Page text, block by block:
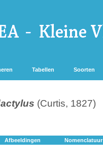
Tabellen Soorten
(Curtis, 1827)
Afbeeldingen Nomenclatuur